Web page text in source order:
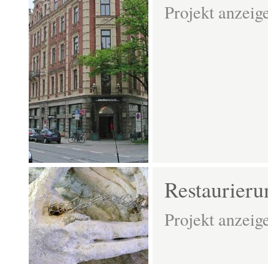
Projekt
Projekt